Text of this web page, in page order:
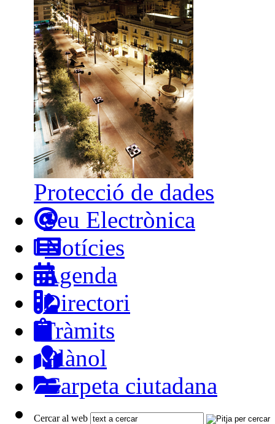
Protecció de dades
Seu Electrònica
Notícies
Agenda
Directori
Tràmits
Plànol
Carpeta ciutadana
Cercar al web